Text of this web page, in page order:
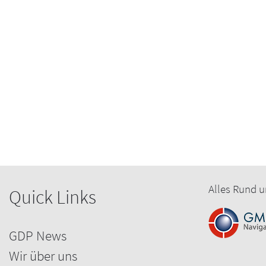
Quick Links
GDP News
Wir über uns
Alles Rund